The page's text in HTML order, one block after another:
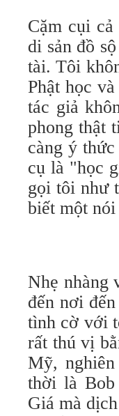
Cặm cụi
di sản đồ
tài. Tôi
Phật học
tác giả
phong thật
càng ý
cụ là "học
gọi tôi như
biết một
Nhẹ nhàng
đến nơi
tình cờ với
rất thú vị
Mỹ,
thời là
Giá mà